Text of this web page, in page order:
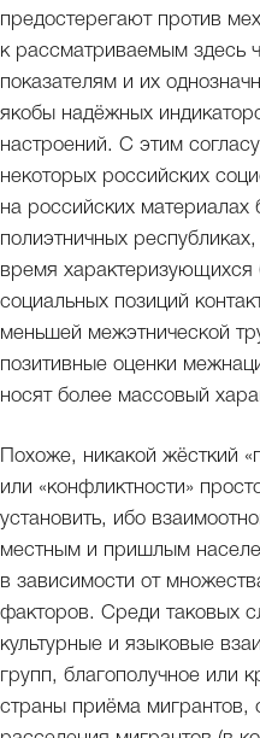
предостерегают против
к рассматриваемым здесь
показателям и их
якобы надёжных
настроений. С этим
некоторых российских
на российских материалах
полиэтничных
время характеризующихся
социальных позиций
меньшей межэтнической
позитивные оценки
носят более массовый
Похоже, никакой жёсткий
или «конфликтности»
установить, ибо
местным и пришлым
в зависимости от
факторов. Среди таковых
культурные и языковые
групп, благополучное или
страны приёма мигрантов,